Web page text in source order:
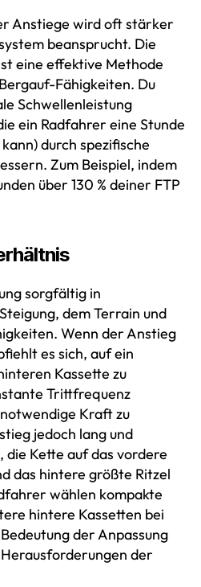
Anstiege wird oft stärker
beansprucht. Die
eine effektive Methode
Fähigkeiten. Du
Schwellenleistung
ein Radfahrer eine Stunde
durch spezifische
Zum Beispiel, indem
über 130 % deiner FTP
sorgfältig in
dem Terrain und
Wenn der Anstieg
es sich, auf ein
Kassette zu
Trittfrequenz
Kraft zu
jedoch lang und
die Kette auf das vordere
das hintere größte Ritzel
wählen kompakte
hintere Kassetten bei
der Anpassung
der